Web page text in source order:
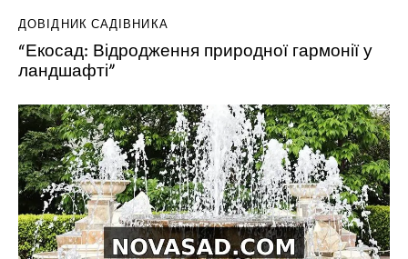
ДОВІДНИК САДІВНИКА
“Екосад: Відродження природної гармонії у
ландшафті”